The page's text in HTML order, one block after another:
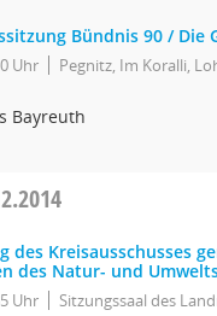
Bündnis 90 / Die
Uhr Pegnitz, Im Koralli,
Bayreuth
des Kreisausschusses
des Natur- und
Uhr Sitzungssaal des